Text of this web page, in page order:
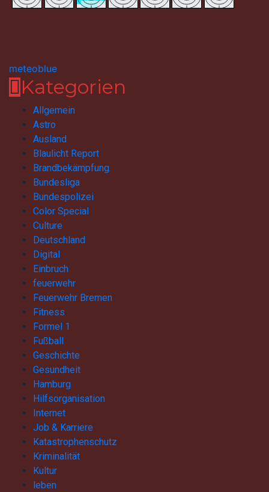
meteoblue
Kategorien
Allgemein
Astro
Ausland
Blaulicht Report
Brandbekämpfung
Bundesliga
Bundespolizei
Color Special
Culture
Deutschland
Digital
Einbruch
feuerwehr
Feuerwehr Bremen
Fitness
Formel 1
Fußball
Geschichte
Gesundheit
Hamburg
Hilfsorganisation
Internet
Job & Karriere
Katastrophenschutz
Kriminalität
Kultur
leben